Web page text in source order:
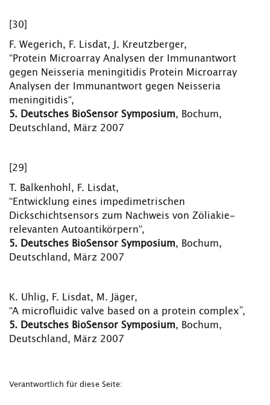
[30]
F. Wegerich, F. Lisdat, J. Kreutzberger,
“Protein Microarray Analysen der Immunantwort
gegen Neisseria meningitidis Protein Microarray
Analysen der Immunantwort gegen Neisseria
meningitidis“,
5. Deutsches BioSensor Symposium, Bochum,
Deutschland, März 2007
[29]
T. Balkenhohl, F. Lisdat,
“Entwicklung eines impedimetrischen
Dickschichtsensors zum Nachweis von Zöliakie-
relevanten Autoantikörpern“,
5. Deutsches BioSensor Symposium, Bochum,
Deutschland, März 2007
K. Uhlig, F. Lisdat, M. Jäger,
“A microfluidic valve based on a protein complex”,
5. Deutsches BioSensor Symposium, Bochum,
Deutschland, März 2007
Verantwortlich für diese Seite: